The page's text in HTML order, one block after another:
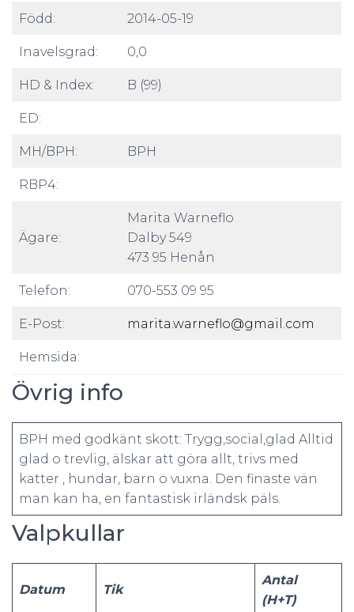
Född: 2014-05-19
Inavelsgrad: 0,0
HD & Index: B (99)
ED:
MH/BPH: BPH
RBP4:
Ägare:
Marita Warneflo
Dalby 549
473 95 Henån
Telefon: 070-553 09 95
E-Post: marita.warneflo@gmail.com
Hemsida:
Övrig info
BPH med godkänt skott: Trygg,social,glad Alltid
glad o trevlig, älskar att göra allt, trivs med
katter , hundar, barn o vuxna. Den finaste vän
man kan ha, en fantastisk irländsk päls.
Valpkullar
Datum Tik
Antal
(H+T)